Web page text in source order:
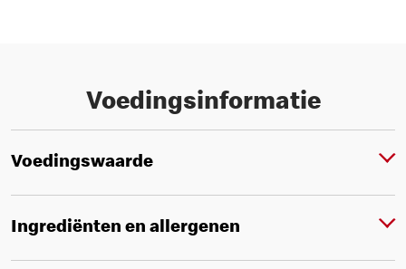
Voedingsinformatie
Voedingswaarde
Ingrediënten en allergenen